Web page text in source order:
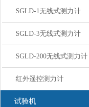
SGLD-1无线式测力计
SGLD-3无线式测力计
SGLD-200无线式测力计
红外遥控测力计
试验机